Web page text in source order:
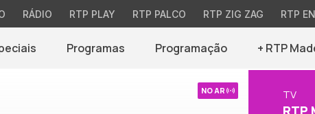
RÁDIO RTP PLAY RTP PALCO RTP ZIG ZAG RTP
Programas Programação + RTP
NO AR TV
RTP